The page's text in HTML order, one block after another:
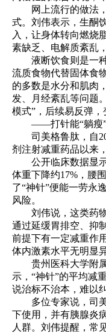
网上流行的做法，
式。刘伟表示，生酮
入，让身体转向燃烧
素缺乏、电解质紊乱
液断饮食则是一种
流质食物代替固体食
的多数是水分和肌肉
发、月经紊乱等问题
模式”，后续易反弹，
——打针能“躺瘦”
司美格鲁肽，自
剂注射减重药品以来
公开临床数据显示
体重下降约17%，腰
了“神针”便能一劳永
风险。
刘伟说，这类药物
通过延缓胃排空、抑
前提下有一定减重作
体内激素水平无明显
贵州医科大学附属
示，“神针”的平均减
说治标不治本，难以
多位专家说，司美
下使用，并有胰腺炎
人群。刘伟提醒，常